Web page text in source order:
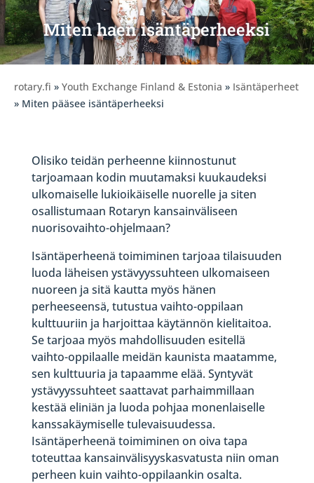
Miten haen isäntäperheeksi
rotary.fi » Youth Exchange Finland & Estonia » Isäntäperheet
» Miten pääsee isäntäperheeksi
Olisiko teidän perheenne kiinnostunut
tarjoamaan kodin muutamaksi kuukaudeksi
ulkomaiselle lukioikäiselle nuorelle ja siten
osallistumaan Rotaryn kansainväliseen
nuorisovaihto-ohjelmaan?
Isäntäperheenä toimiminen tarjoaa tilaisuuden
luoda läheisen ystävyyssuhteen ulkomaiseen
nuoreen ja sitä kautta myös hänen
perheeseensä, tutustua vaihto-oppilaan
kulttuuriin ja harjoittaa käytännön kielitaitoa.
Se tarjoaa myös mahdollisuuden esitellä
vaihto-oppilaalle meidän kaunista maatamme,
sen kulttuuria ja tapaamme elää. Syntyvät
ystävyyssuhteet saattavat parhaimmillaan
kestää eliniän ja luoda pohjaa monenlaiselle
kanssakäymiselle tulevaisuudessa.
Isäntäperheenä toimiminen on oiva tapa
toteuttaa kansainvälisyyskasvatusta niin oman
perheen kuin vaihto-oppilaankin osalta.